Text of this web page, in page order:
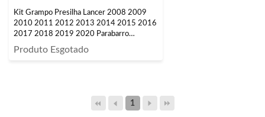
Kit Grampo Presilha Lancer 2008 2009
2010 2011 2012 2013 2014 2015 2016
2017 2018 2019 2020 Parabarro
Dianteiro
Produto Esgotado
1